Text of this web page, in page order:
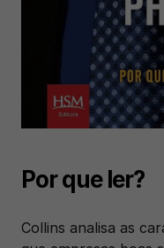
Por que ler?
Collins analisa as